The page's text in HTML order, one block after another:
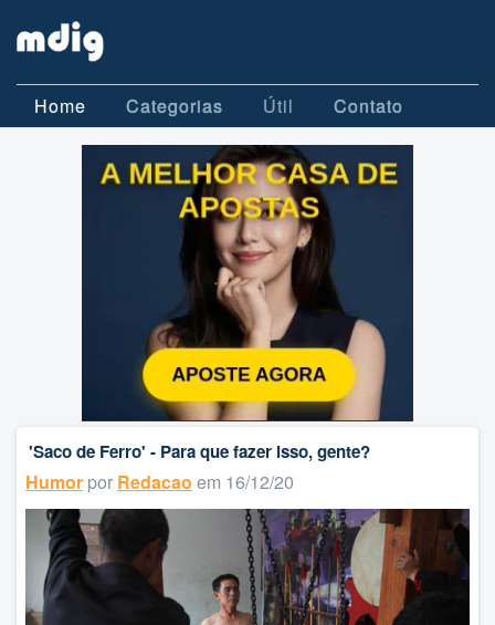
Home Categorias Útil Contato
'Saco de Ferro' - Para que fazer isso, gente?
Humor por Redacao em 16/12/20